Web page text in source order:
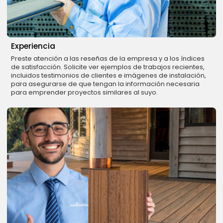
Experiencia
Preste atención a las reseñas de la empresa y a los índices
de satisfacción. Solicite ver ejemplos de trabajos recientes,
incluidos testimonios de clientes e imágenes de instalación,
para asegurarse de que tengan la información necesaria
para emprender proyectos similares al suyo.